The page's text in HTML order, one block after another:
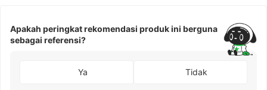
Apakah peringkat rekomendasi produk ini berguna
sebagai referensi?
Ya Tidak